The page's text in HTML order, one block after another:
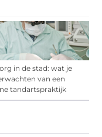
in de stad: wat je
van een
tandartspraktijk